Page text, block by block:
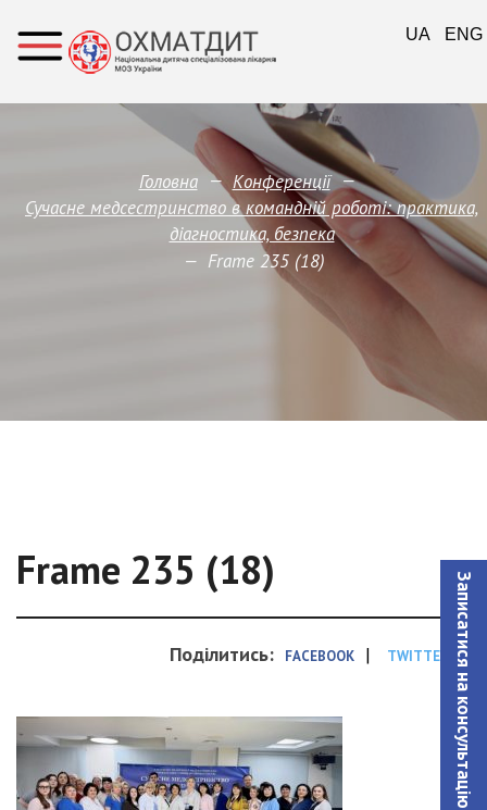
Записатися на консультацiю
Головна — Конференції —
Сучасне медсестринство в командній роботі: практика,
діагностика, безпека
— Frame 235 (18)
Frame 235 (18)
Поділитись: FACEBOOK | TWITTER
UA ENG